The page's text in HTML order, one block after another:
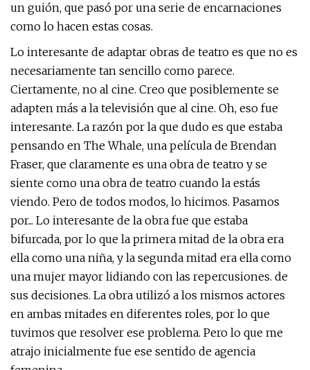
un guión, que pasó por una serie de encarnaciones
como lo hacen estas cosas.
Lo interesante de adaptar obras de teatro es que no es
necesariamente tan sencillo como parece.
Ciertamente, no al cine. Creo que posiblemente se
adapten más a la televisión que al cine. Oh, eso fue
interesante. La razón por la que dudo es que estaba
pensando en The Whale, una película de Brendan
Fraser, que claramente es una obra de teatro y se
siente como una obra de teatro cuando la estás
viendo. Pero de todos modos, lo hicimos. Pasamos
por... Lo interesante de la obra fue que estaba
bifurcada, por lo que la primera mitad de la obra era
ella como una niña, y la segunda mitad era ella como
una mujer mayor lidiando con las repercusiones. de
sus decisiones. La obra utilizó a los mismos actores
en ambas mitades en diferentes roles, por lo que
tuvimos que resolver ese problema. Pero lo que me
atrajo inicialmente fue ese sentido de agencia